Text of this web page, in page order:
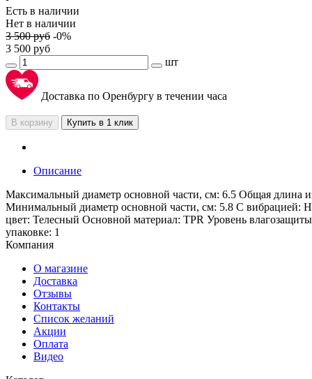
Есть в наличии
Нет в наличии
3 500руб -0%
3 500 руб
шт
Доставка по Оренбургу в течении часа
В корзину Купить в 1 клик
Описание
Максимальный диаметр основной части, см: 6.5 Общая длина
Минимальный диаметр основной части, см: 5.8 С вибрацией:
цвет: Телесный Основной материал: TPR Уровень
упаковке: 1
Компания
О магазине
Доставка
Отзывы
Контакты
Список желаний
Акции
Оплата
Видео